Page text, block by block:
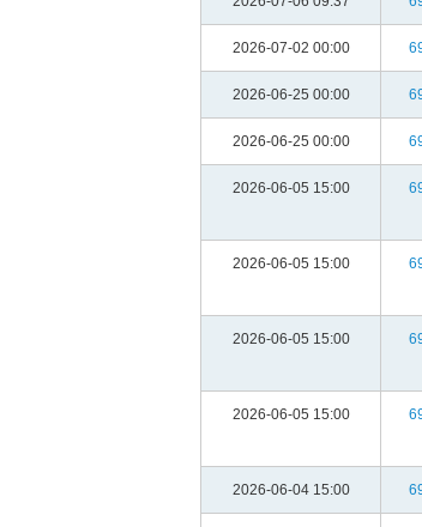
2026-07-02 00:00
2026-06-25 00:00
2026-06-25 00:00
2026-06-05 15:00
2026-06-05 15:00
2026-06-05 15:00
2026-06-05 15:00
2026-06-04 15:00